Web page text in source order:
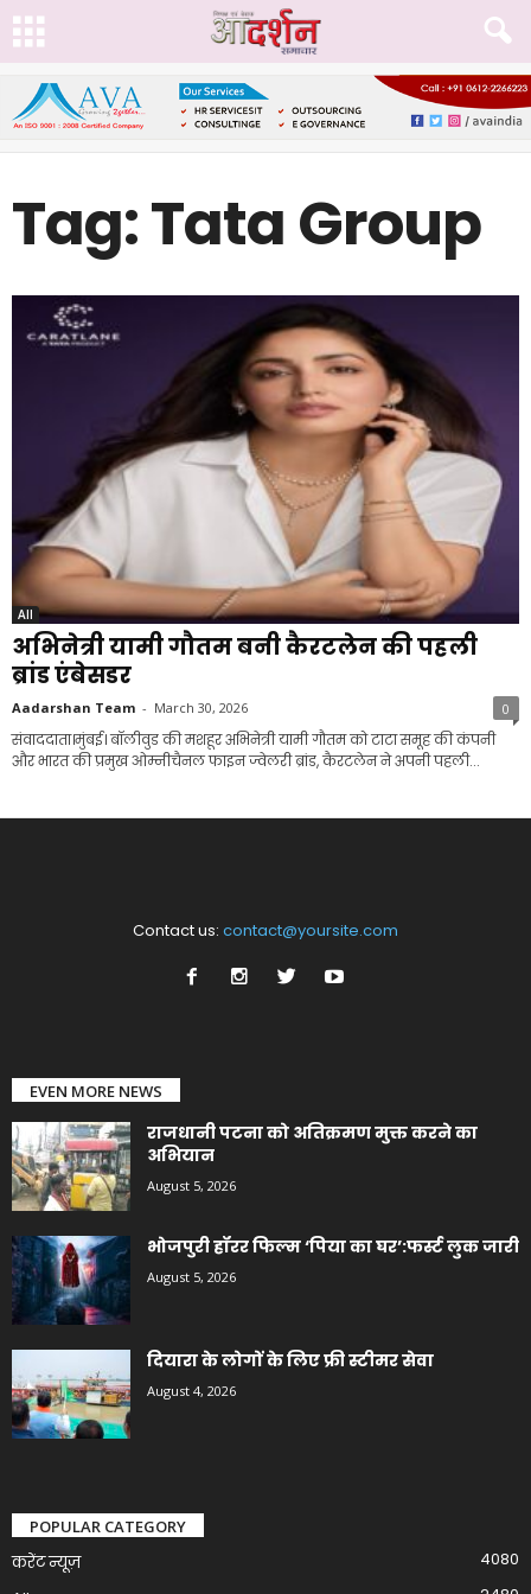
Tag: Tata Group
All
अभिनेत्री यामी गौतम बनी कैरटलेन की पहली
ब्रांड एंबेसडर
Aadarshan Team - March 30, 2026 0
संवाददाता।मुंबई। बॉलीवुड की मशहूर अभिनेत्री यामी गौतम को टाटा समूह की कंपनी
और भारत की प्रमुख ओम्नीचैनल फाइन ज्वेलरी ब्रांड, कैरटलेन ने अपनी पहली...
Contact us: contact@yoursite.com
EVEN MORE NEWS
राजधानी पटना को अतिक्रमण मुक्त करने का
अभियान
August 5, 2026
भोजपुरी हॉरर फिल्म ‘पिया का घर’:फर्स्ट लुक जारी
August 5, 2026
दियारा के लोगों के लिए फ्री स्टीमर सेवा
August 4, 2026
POPULAR CATEGORY
करेंट न्यूज़
4080